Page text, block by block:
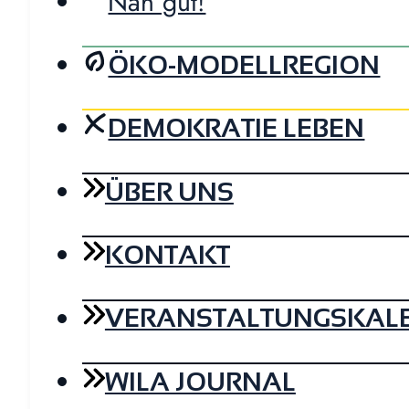
ÖKO-MODELLREGION
DEMOKRATIE LEBEN
ÜBER UNS
KONTAKT
WILA JOURNAL